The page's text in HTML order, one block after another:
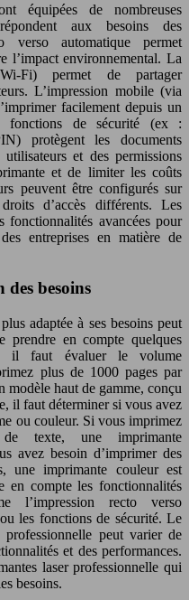
équipées de nombreuses
aux besoins des
verso automatique permet
l’impact environnemental. La
Fi) permet de partager
L’impression mobile (via
facilement depuis un
fonctions de sécurité (ex :
protègent les documents
et des permissions
et de limiter les coûts
peuvent être configurés sur
d’accès différents. Les
fonctionnalités avancées pour
entreprises en matière de
besoins
adaptée à ses besoins peut
prendre en compte quelques
il faut évaluer le volume
plus de 1000 pages par
modèle haut de gamme, conçu
il faut déterminer si vous avez
ou couleur. Si vous imprimez
de texte, une imprimante
avez besoin d’imprimer des
une imprimante couleur est
en compte les fonctionnalités
l’impression recto verso
les fonctions de sécurité. Le
peut varier de
et des performances.
laser professionnelle qui
besoins.